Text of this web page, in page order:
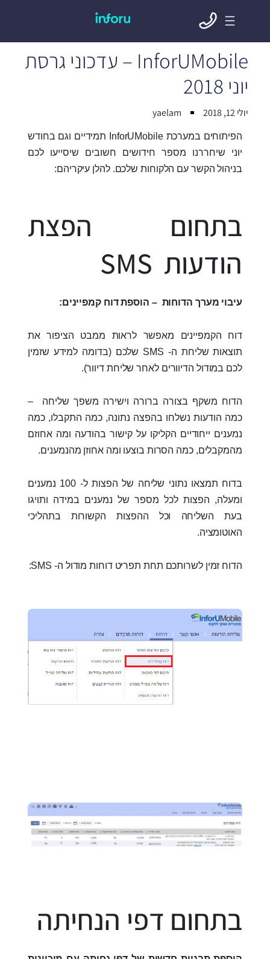
InforUMobile – עדכוני גרסת
יוני 2018
יולי 12, 2018 yaelam
הפיתוחים במערכת InforUMobile תמידיים וגם בחודש
יוני שיחררנו מספר חידושים חשובים שיסייעו לכם
בניהול הקשר עם הלקוחות שלכם. להלן עיקריהם:
בתחום הפצת
הודעות SMS
עיבוי מערך הדוחות – הוספת דוח קמפיינים:
דוח הקמפיינים מאפשר לראות ממבט הציפור את
תוצאות שליחת ה- SMS שלכם (בדומה למידע שזמין
לכם במודול הדיוורים לאחר שליחת דיוור).
הדוח משקף בצורה ברורה וישירה משפך שליחה –
כמה הודעות נשלחו בהפצה נתונה, כמה התקבלו, כמה
נמענים ייחודיים הקליקו על קישור בהודעה ומה אחוזם
מהמקבלים, כמה הסרות בוצעו ומה אחוזן מהנמענים.
בדוח תמצאו נתוני שליחה של הפצות ל- 100 נמענים
ומעלה, הפצות לכל מספר של נמענים במידה ותויגו
בעת השליחה וכל ההפצות הקשורות בתהליכי
האוטומציה.
הדוח זמין לשרותכם תחת תפריט דוחות מודול ה- SMS:
בתחום דפי הנחיתה